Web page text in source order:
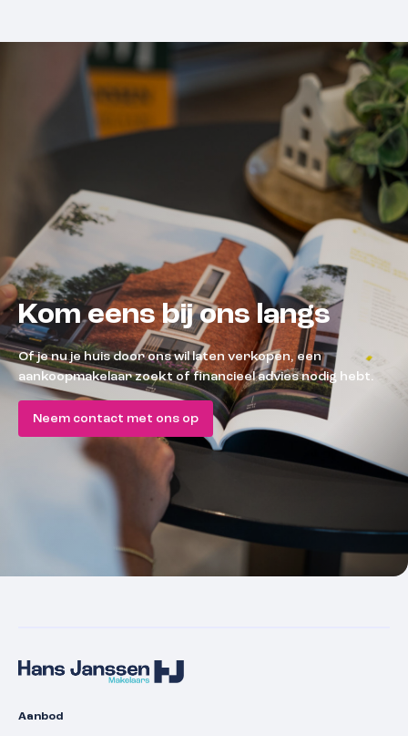
Kom eens bij ons langs
Of je nu je huis door ons wil laten verkopen, een
aankoopmakelaar zoekt of financieel advies nodig hebt.
Neem contact met ons op
Aanbod